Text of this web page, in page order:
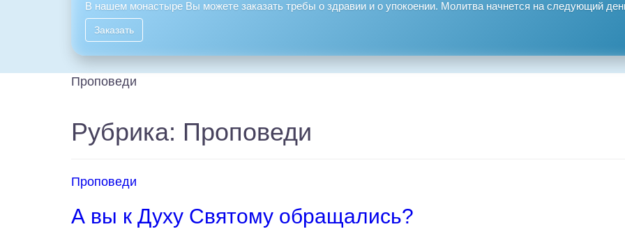
В нашем монастыре Вы можете заказать требы о здравии и о упокоении. Молитва начнется на следующий
Заказать
Проповеди
Рубрика: Проповеди
Проповеди
А вы к Духу Святому обращались?